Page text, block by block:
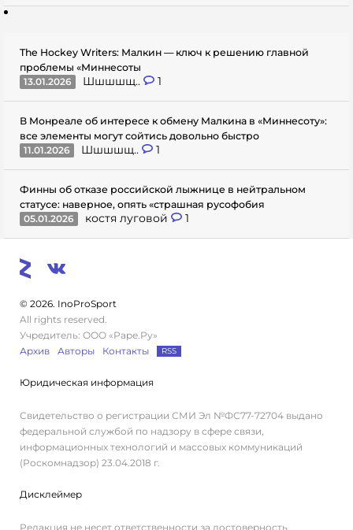
The Hockey Writers: Малкин — ключ к решению главной
проблемы «Миннесоты
13.01.2026
Шшшшщ.. 1
В Монреале об интересе к обмену Малкина в «Миннесоту»:
все элементы могут сойтись довольно быстро
11.01.2026
Шшшшщ.. 1
Финны об отказе российской лыжнице в нейтральном
статусе: наверное, опять «страшная русофобия
05.01.2026
костя луговой 1
© 2026. InoProSport
All rights reserved.
Учредитель: ООО «Раре.Ру»
Архив
Авторы Контакты RSS
Юридическая информация
Свидетельство о регистрации СМИ Эл №ФС77-72704 выдано
федеральной службой по надзору в сфере связи,
информационных технологий и массовых коммуникаций
(Роскомнадзор) 23.04.2018 г.
Дисклеймер
Редакция не несет ответственности за достоверность